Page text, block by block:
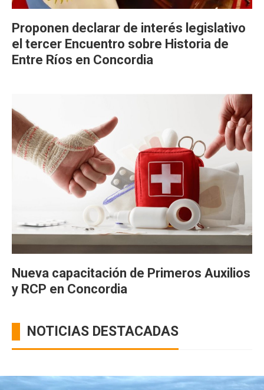
Proponen declarar de interés legislativo
el tercer Encuentro sobre Historia de
Entre Ríos en Concordia
Nueva capacitación de Primeros Auxilios
y RCP en Concordia
NOTICIAS DESTACADAS